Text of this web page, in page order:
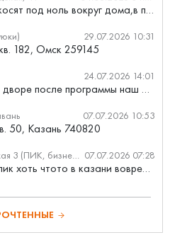
Почему всю зелень косят под ноль вокруг дома,в полисадниках....
29.07.2026 10:31
182, Омск 259145
24.07.2026 14:01
что со стоянками во дворе после программы наш двор
07.07.2026 10:53
50, Казань 740820
Гость 2084, Ботаническая 3 (ПИК, бизнес-класс) 07.07.2026 07:28
проверьте, сдал ли пик хоть чтото в казани вовремя?